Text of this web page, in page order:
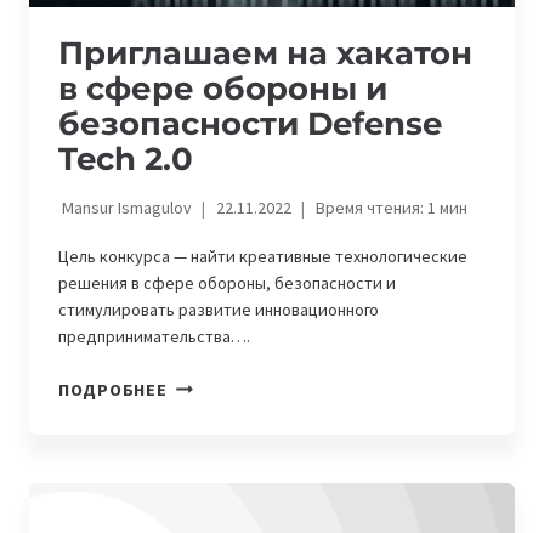
Приглашаем на хакатон
в сфере обороны и
безопасности Defense
Tech 2.0
Mansur Ismagulov 22.11.2022 Время чтения: 1мин
Цель конкурса — найти креативные технологические
решения в сфере обороны, безопасности и
стимулировать развитие инновационного
предпринимательства….
ПОДРОБНЕЕ ПРИГЛАШАЕМ